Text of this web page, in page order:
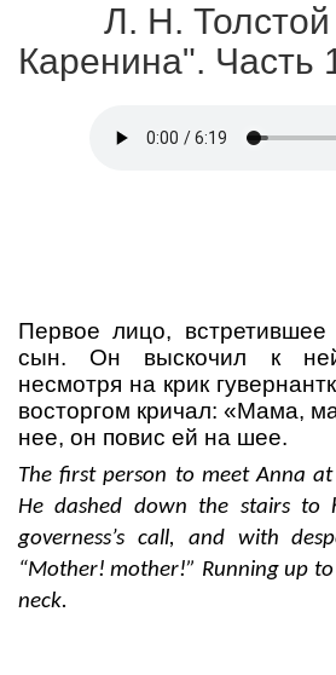
Л. Н.
Каренина". Часть
Первое лицо,
сын. Он выскочил к
несмотря на крик
восторгом кричал: «Мама,
нее, он повис ей на шее.
The first person to meet Anna
He dashed down the stairs to
governess’s call, and with
“Mother! mother!” Running up
neck.